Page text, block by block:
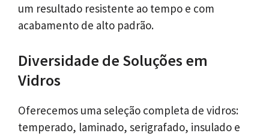
um resultado resistente ao tempo e com
acabamento de alto padrão.
Diversidade de Soluções em
Vidros
Oferecemos uma seleção completa de vidros:
temperado, laminado, serigrafado, insulado e